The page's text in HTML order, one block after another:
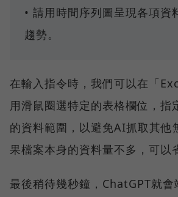
• 請用時間序列圖呈現各項資
趨勢。
在輸入指令時，我們可以在「
用滑鼠圈選特定的表格欄位，指
的資料範圍，以避免AI抓取其他
果檔案本身的資料量不多，可以
最後稍待幾秒鐘，ChatGPT就會